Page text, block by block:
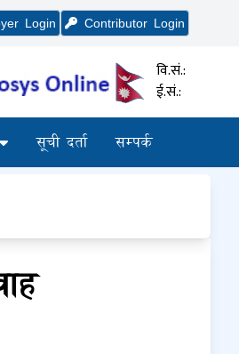
Login Contributor Login
वि.सं.:
ई.सं.:
सूची दर्ता सम्पर्क